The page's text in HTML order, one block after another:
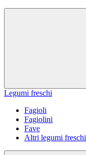
Legumi freschi
Fagioli
Fagiolini
Fave
Altri legumi freschi